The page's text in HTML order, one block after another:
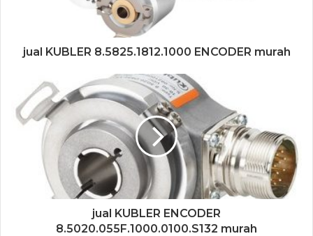
jual KUBLER 8.5825.1812.1000 ENCODER murah
jual KUBLER ENCODER
8.5020.055F.1000.0100.S132 murah